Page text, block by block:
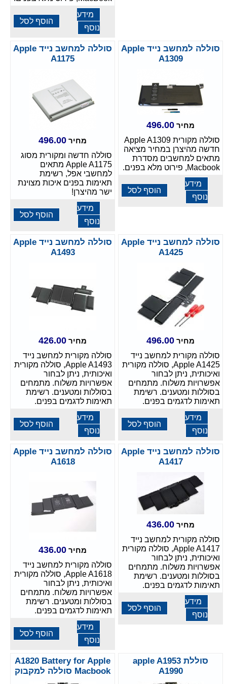
מידע
נוסף
הוסף לסל
סוללה למחשב נייד Apple
A1309
מחיר 496.00
סוללה מקורית Apple A1309
חדשה מהיצרן במחיר מציאה
מתאים למחשבים מסדרת
Macbook, פירוט מלא בפנים.
מידע
נוסף
הוסף לסל
סוללה למחשב נייד Apple
A1175
מחיר 496.00
סוללה חדשה ומקורית מסוג
Apple A1175 מתאים
למחשבי אפל, רשימת
תאימות בפנים איכות מצוינת
ישר מהיצרן!
מידע
נוסף
הוסף לסל
סוללה למחשב נייד Apple
A1425
מחיר 496.00
סוללה מקורית למחשב נייד
Apple A1425, סוללה מקורית
ואיכותית, ניתן לבחור
אפשרויות משלוח. מתמחים
בסוללות ומטענים. רשימת
תאימות לדגמים בפנים.
מידע
נוסף
הוסף לסל
סוללה למחשב נייד Apple
A1493
מחיר 426.00
סוללה מקורית למחשב נייד
Apple A1493, סוללה מקורית
ואיכותית, ניתן לבחור
אפשרויות משלוח. מתמחים
בסוללות ומטענים. רשימת
תאימות לדגמים בפנים.
מידע
נוסף
הוסף לסל
סוללה למחשב נייד Apple
A1417
מחיר 436.00
סוללה מקורית למחשב נייד
Apple A1417, סוללה מקורית
ואיכותית, ניתן לבחור
אפשרויות משלוח. מתמחים
בסוללות ומטענים. רשימת
תאימות לדגמים בפנים.
מידע
נוסף
הוסף לסל
סוללה למחשב נייד Apple
A1618
מחיר 436.00
סוללה מקורית למחשב נייד
Apple A1618, סוללה מקורית
ואיכותית, ניתן לבחור
אפשרויות משלוח. מתמחים
בסוללות ומטענים. רשימת
תאימות לדגמים בפנים.
מידע
נוסף
הוסף לסל
סוללת apple A1953
A1990
A1820 Battery for Apple
Macbook סוללה למקבוק